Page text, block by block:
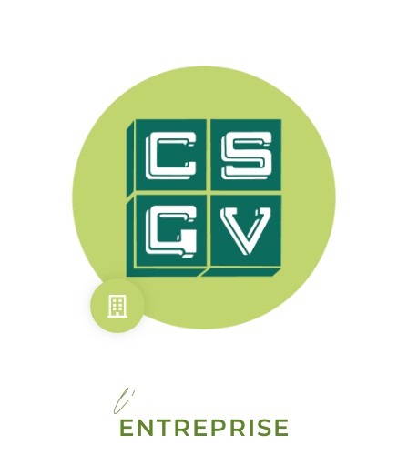
l'
ENTREPRISE